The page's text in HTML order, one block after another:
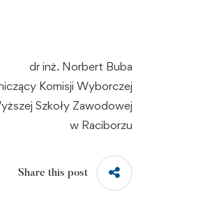
dr inż. Norbert Buba
Komisji Wyborczej
Szkoły Zawodowej
w Raciborzu
Share this post